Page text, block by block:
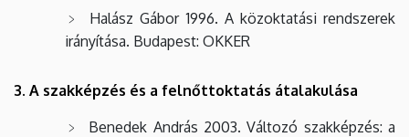
Halász Gábor 1996. A közoktatási rendszerek
irányítása. Budapest: OKKER
3. A szakképzés és a felnőttoktatás átalakulása
Benedek András 2003. Változó szakképzés: a